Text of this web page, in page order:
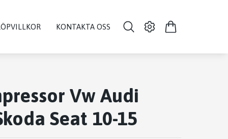
KONTAKTA OSS
Vw Audi
Seat 10-15